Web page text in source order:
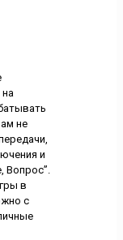
не
и
Вопрос”.
в
с